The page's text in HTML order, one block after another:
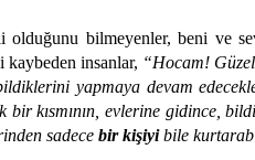
bilmeyenler, beni ve
insanlar, “Hocam!
yapmaya devam
bir kısmının, evlerine gidince,
sadece bir kişiyibile